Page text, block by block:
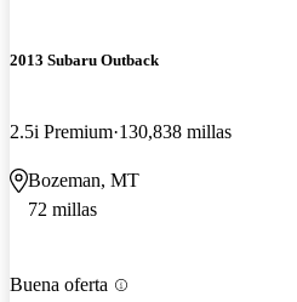
2013 Subaru Outback
2.5i Premium 130,838 millas
Bozeman, MT
72 millas
Buena oferta